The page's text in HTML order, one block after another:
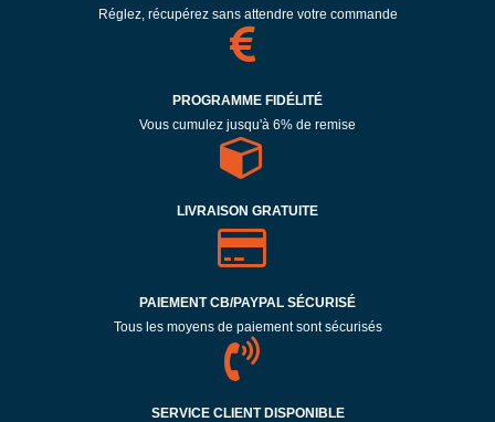
Réglez, récupérez sans attendre votre commande
PROGRAMME FIDÉLITÉ
Vous cumulez jusqu'à 6% de remise
LIVRAISON GRATUITE
PAIEMENT CB/PAYPAL SÉCURISÉ
Tous les moyens de paiement sont sécurisés
SERVICE CLIENT DISPONIBLE